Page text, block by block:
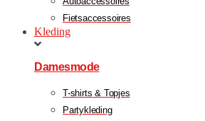
Fietsaccessoires
Kleding
Damesmode
T-shirts & Topjes
Partykleding